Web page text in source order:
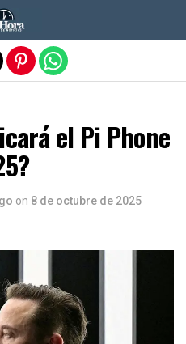
el Pi Phone
on 8 de octubre de 2025
móvil